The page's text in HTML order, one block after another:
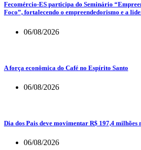
Fecomércio-ES participa do Seminário
Foco”, fortalecendo o empreendedorismo e a
06/08/2026
A força econômica do Café no Espírito Santo
06/08/2026
Dia dos Pais deve movimentar R$ 197,4
06/08/2026